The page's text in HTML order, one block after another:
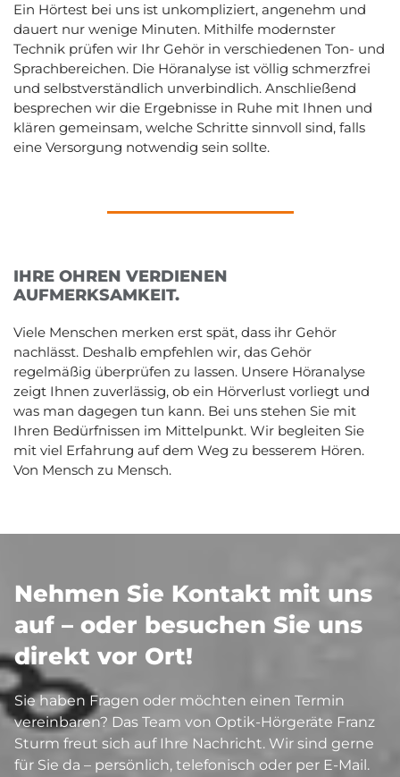
Ein Hörtest bei uns ist unkompliziert, angenehm und
dauert nur wenige Minuten. Mithilfe modernster
Technik prüfen wir Ihr Gehör in verschiedenen Ton- und
Sprachbereichen. Die Höranalyse ist völlig schmerzfrei
und selbstverständlich unverbindlich. Anschließend
besprechen wir die Ergebnisse in Ruhe mit Ihnen und
klären gemeinsam, welche Schritte sinnvoll sind, falls
eine Versorgung notwendig sein sollte.
IHRE OHREN VERDIENEN
AUFMERKSAMKEIT.
Viele Menschen merken erst spät, dass ihr Gehör
nachlässt. Deshalb empfehlen wir, das Gehör
regelmäßig überprüfen zu lassen. Unsere Höranalyse
zeigt Ihnen zuverlässig, ob ein Hörverlust vorliegt und
was man dagegen tun kann. Bei uns stehen Sie mit
Ihren Bedürfnissen im Mittelpunkt. Wir begleiten Sie
mit viel Erfahrung auf dem Weg zu besserem Hören.
Von Mensch zu Mensch.
Nehmen Sie Kontakt mit uns
auf – oder besuchen Sie uns
direkt vor Ort!
Sie haben Fragen oder möchten einen Termin
vereinbaren? Das Team von Optik-Hörgeräte Franz
Sturm freut sich auf Ihre Nachricht. Wir sind gerne
für Sie da – persönlich, telefonisch oder per E-Mail.